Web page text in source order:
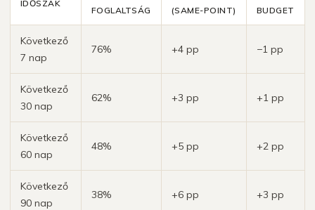
IDŐSZAK
FOGLALTSÁG
(SAME-POINT)
BUDGET
Következő
7 nap
76% +4 pp −1 pp
Következő
30 nap
62% +3 pp +1 pp
Következő
60 nap
48% +5 pp +2 pp
Következő
90 nap
38% +6 pp +3 pp